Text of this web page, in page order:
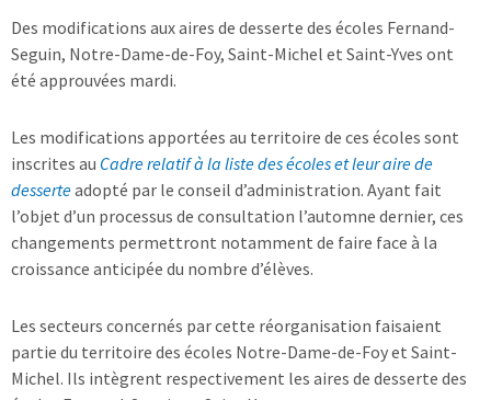
Des modifications aux aires de desserte des écoles Fernand-
Seguin, Notre-Dame-de-Foy, Saint-Michel et Saint-Yves ont
été approuvées mardi.
Les modifications apportées au territoire de ces écoles sont
inscrites au Cadre relatif à la liste des écoles et leur aire de
desserteadopté par le conseil d’administration. Ayant fait
l’objet d’un processus de consultation l’automne dernier, ces
changements permettront notamment de faire face à la
croissance anticipée du nombre d’élèves.
Les secteurs concernés par cette réorganisation faisaient
partie du territoire des écoles Notre-Dame-de-Foy et Saint-
Michel. Ils intègrent respectivement les aires de desserte des